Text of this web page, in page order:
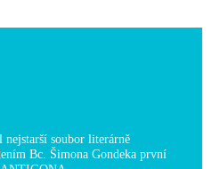
soubor literárně
Bc. Šimona Gondeka první